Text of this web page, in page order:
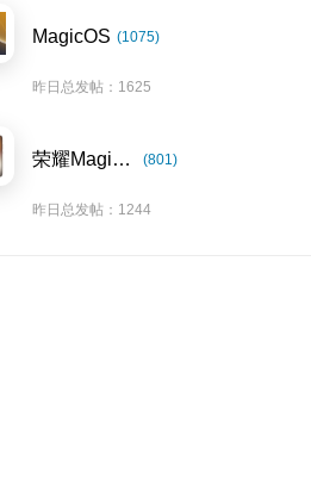
MagicOS (1075)
昨日总发帖：1625
荣耀Magic8系列 (801)
昨日总发帖：1244